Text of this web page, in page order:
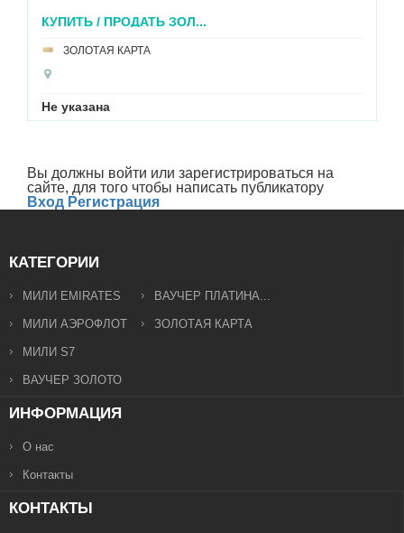
КУПИТЬ / ПРОДАТЬ ЗОЛ...
ЗОЛОТАЯ КАРТА
Не указана
Вы должны войти или зарегистрироваться на
сайте, для того чтобы написать публикатору
Вход Регистрация
КАТЕГОРИИ
МИЛИ EMIRATES
МИЛИ АЭРОФЛОТ
МИЛИ S7
ВАУЧЕР ЗОЛОТО
ВАУЧЕР ПЛАТИНА...
ЗОЛОТАЯ КАРТА
ИНФОРМАЦИЯ
О нас
Контакты
КОНТАКТЫ